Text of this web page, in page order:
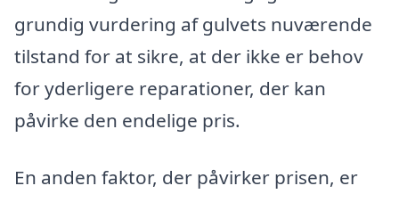
grundig vurdering af gulvets nuværende
tilstand for at sikre, at der ikke er behov
for yderligere reparationer, der kan
påvirke den endelige pris.
En anden faktor, der påvirker prisen, er